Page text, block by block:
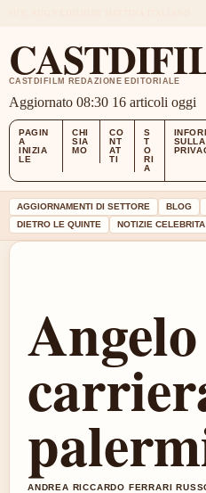
CASTDIFILM REDAZIONE EDITORIALE
Aggiornato 08:30 16 articoli oggi
PAGIN
A
INIZIA
LE
CHI
SIA
MO
CO
NT
AT
TI
S
T
O
RI
A
SULLA
AGGIORNAMENTI DI SETTORE BLOG
DIETRO LE QUINTE
NOTIZIE CELEBRITA
ANDREA RICCARDO FERRARI